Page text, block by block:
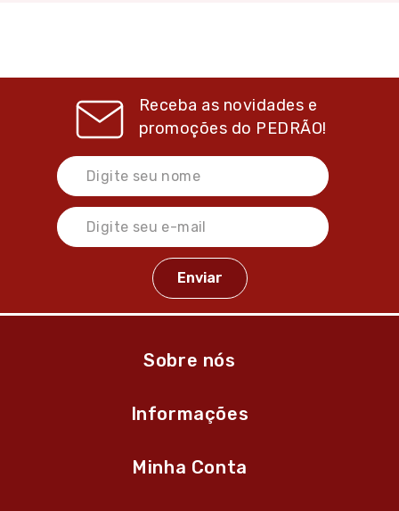
Receba as novidades e
promoções do PEDRÃO!
Sobre nós
Informações
Minha Conta